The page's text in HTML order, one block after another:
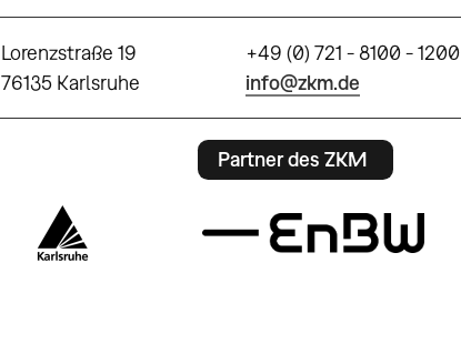
Lorenzstraße 19
76135 Karlsruhe
+49 (0) 721 - 8100 - 1200
info@zkm.de
Partner des ZKM